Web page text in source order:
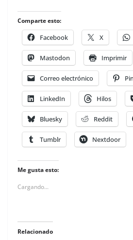
Comparte esto:
Facebook X
Mastodon Imprimir
Correo electrónico
LinkedIn Hilos
Bluesky Reddit
Tumblr Nextdoor
Me gusta esto:
Cargando...
Relacionado